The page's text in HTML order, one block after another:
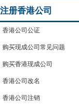
注册香港公司
香港公司公证
购买现成公司常见问题
购买香港现成公司
香港公司改名
香港公司注销